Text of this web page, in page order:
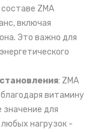
ZMA
включая
Это важно для
: ZMA
витамину
для
нагрузок -